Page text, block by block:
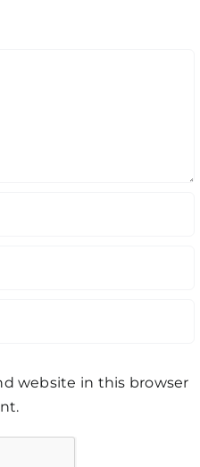
website in this browser